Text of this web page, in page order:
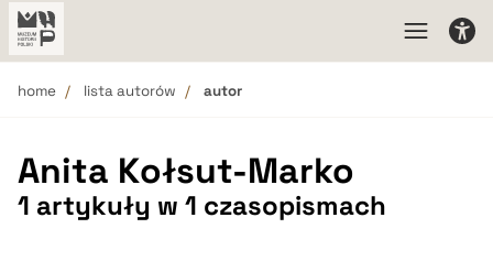
home lista autorów autor
Anita Kołsut-Marko
1 artykuły w 1 czasopismach